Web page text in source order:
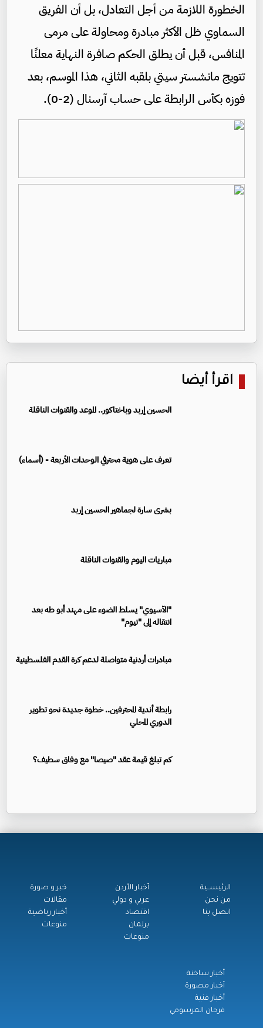
الخطورة اللازمة من أجل التعادل، بل أن الفريق
السماوي ظل الأكثر مبادرة ومحاولة على مرمى
المنافس، قبل أن يطلق الحكم صافرة النهاية معلنًا
تتويج مانشستر سيتي بلقبه الثاني، هذا الموسم، بعد
فوزه بكأس الرابطة على حساب آرسنال (2-0).
اقرأ أيضا
الحسين إربد وباختاكور.. الموعد والقنوات الناقلة
تعرف على هوية محترفي الوحدات الأربعة - (أسماء)
بشرى سارة لجماهير الحسين إربد
مباريات اليوم والقنوات الناقلة
"الآسيوي" يسلط الضوء على مهند أبو طه بعد
انتقاله إلى "نيوم"
مبادرات أردنية متواصلة لدعم كرة القدم الفلسطينية
رابطة أندية المحترفين.. خطوة جديدة نحو تطوير
الدوري المحلي
كم تبلغ قيمة عقد "صيصا" مع وفاق سطيف؟
الرئيســية
من نحن
اتصل بنا
أخبار الأردن
عربي و دولي
اقتصاد
برلمان
منوعات
خبر و صورة
مقالات
أخبار رياضية
منوعات
أخبار ساخنة
أخبار مصورة
أخبار فنية
فرحان المرسومي